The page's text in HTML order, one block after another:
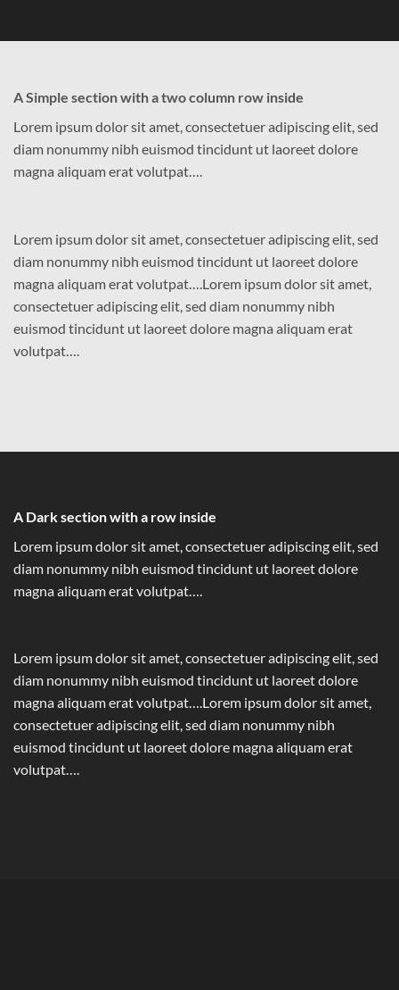
A Simple section with a two column row inside
Lorem ipsum dolor sit amet, consectetuer adipiscing elit, sed
diam nonummy nibh euismod tincidunt ut laoreet dolore
magna aliquam erat volutpat….
Lorem ipsum dolor sit amet, consectetuer adipiscing elit, sed
diam nonummy nibh euismod tincidunt ut laoreet dolore
magna aliquam erat volutpat….Lorem ipsum dolor sit amet,
consectetuer adipiscing elit, sed diam nonummy nibh
euismod tincidunt ut laoreet dolore magna aliquam erat
volutpat….
A Dark section with a row inside
Lorem ipsum dolor sit amet, consectetuer adipiscing elit, sed
diam nonummy nibh euismod tincidunt ut laoreet dolore
magna aliquam erat volutpat….
Lorem ipsum dolor sit amet, consectetuer adipiscing elit, sed
diam nonummy nibh euismod tincidunt ut laoreet dolore
magna aliquam erat volutpat….Lorem ipsum dolor sit amet,
consectetuer adipiscing elit, sed diam nonummy nibh
euismod tincidunt ut laoreet dolore magna aliquam erat
volutpat….